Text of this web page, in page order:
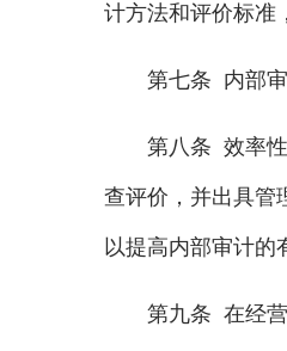
计方法和评价标准
第七条 内部审计
第八条 效率性与
查评价，并出具管
以提高内部审计的
第九条 在经营活